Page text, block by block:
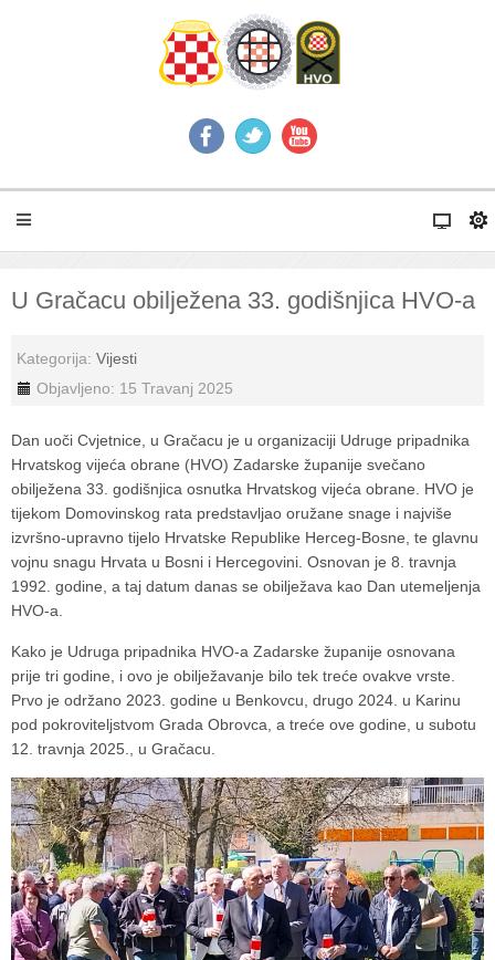
U Gračacu obilježena 33. godišnjica HVO-a
Kategorija: Vijesti
Objavljeno: 15 Travanj 2025
Dan uoči Cvjetnice, u Gračacu je u organizaciji Udruge pripadnika
Hrvatskog vijeća obrane (HVO) Zadarske županije svečano
obilježena 33. godišnjica osnutka Hrvatskog vijeća obrane. HVO je
tijekom Domovinskog rata predstavljao oružane snage i najviše
izvršno-upravno tijelo Hrvatske Republike Herceg-Bosne, te glavnu
vojnu snagu Hrvata u Bosni i Hercegovini. Osnovan je 8. travnja
1992. godine, a taj datum danas se obilježava kao Dan utemeljenja
HVO-a.
Kako je Udruga pripadnika HVO-a Zadarske županije osnovana
prije tri godine, i ovo je obilježavanje bilo tek treće ovakve vrste.
Prvo je održano 2023. godine u Benkovcu, drugo 2024. u Karinu
pod pokroviteljstvom Grada Obrovca, a treće ove godine, u subotu
12. travnja 2025., u Gračacu.